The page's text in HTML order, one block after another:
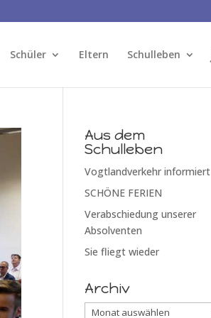
Schüler Eltern Schulleben
Aus dem
Schulleben
Vogtlandverkehr informiert
SCHÖNE FERIEN
Verabschiedung unserer
Absolventen
Sie fliegt wieder
Archiv
Archiv